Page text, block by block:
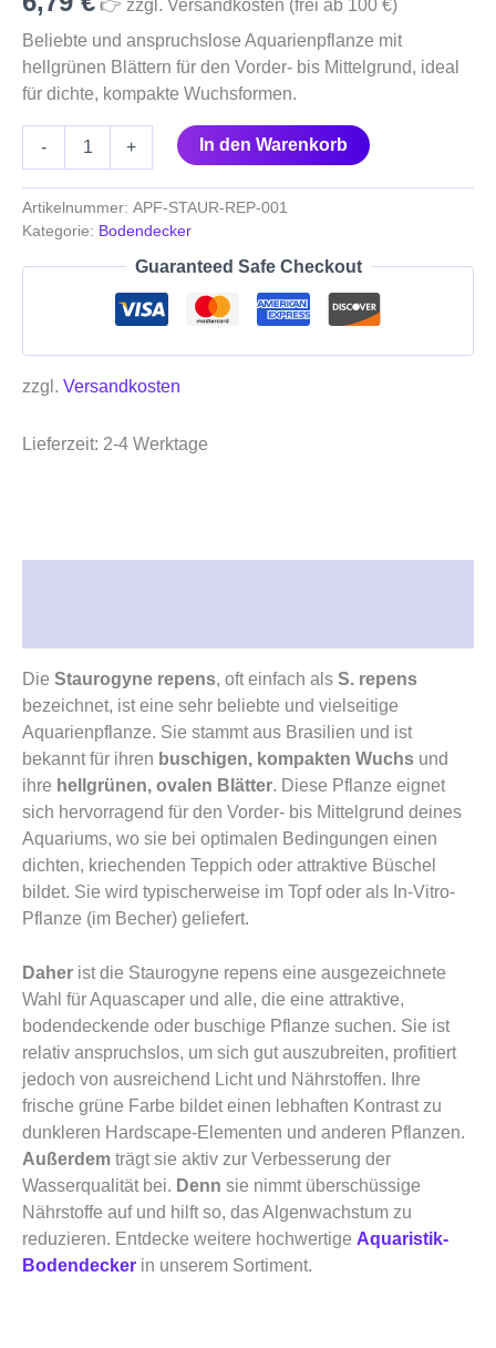
👉 zzgl. Versandkosten (frei ab 100 €)
Beliebte und anspruchslose Aquarienpflanze mit
hellgrünen Blättern für den Vorder- bis Mittelgrund, ideal
für dichte, kompakte Wuchsformen.
- + In den Warenkorb
Artikelnummer: APF-STAUR-REP-001
Kategorie: Bodendecker
Guaranteed Safe Checkout
zzgl. Versandkosten
Lieferzeit: 2-4 Werktage
Die Staurogyne repens, oft einfach als S. repens
bezeichnet, ist eine sehr beliebte und vielseitige
Aquarienpflanze. Sie stammt aus Brasilien und ist
bekannt für ihren buschigen, kompakten Wuchs und
ihre hellgrünen, ovalen Blätter. Diese Pflanze eignet
sich hervorragend für den Vorder- bis Mittelgrund deines
Aquariums, wo sie bei optimalen Bedingungen einen
dichten, kriechenden Teppich oder attraktive Büschel
bildet. Sie wird typischerweise im Topf oder als In-Vitro-
Pflanze (im Becher) geliefert.
Daher ist die Staurogyne repens eine ausgezeichnete
Wahl für Aquascaper und alle, die eine attraktive,
bodendeckende oder buschige Pflanze suchen. Sie ist
relativ anspruchslos, um sich gut auszubreiten, profitiert
jedoch von ausreichend Licht und Nährstoffen. Ihre
frische grüne Farbe bildet einen lebhaften Kontrast zu
dunkleren Hardscape-Elementen und anderen Pflanzen.
Außerdem trägt sie aktiv zur Verbesserung der
Wasserqualität bei. Denn sie nimmt überschüssige
Nährstoffe auf und hilft so, das Algenwachstum zu
reduzieren. Entdecke weitere hochwertige Aquaristik-
Bodendecker in unserem Sortiment.